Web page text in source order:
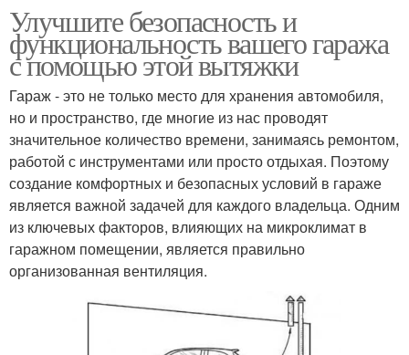
Улучшите безопасность и
функциональность вашего гаража
с помощью этой вытяжки
Гараж - это не только место для хранения автомобиля,
но и пространство, где многие из нас проводят
значительное количество времени, занимаясь ремонтом,
работой с инструментами или просто отдыхая. Поэтому
создание комфортных и безопасных условий в гараже
является важной задачей для каждого владельца. Одним
из ключевых факторов, влияющих на микроклимат в
гаражном помещении, является правильно
организованная вентиляция.